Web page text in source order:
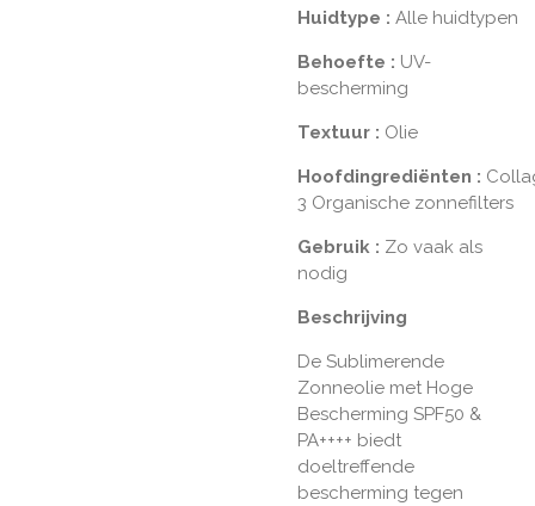
Huidtype : Alle huidtypen
Behoefte : UV-
bescherming
Textuur : Olie
Hoofdingrediënten :
3 Organische zonnefilters
Gebruik : Zo vaak als
nodig
Beschrijving
De Sublimerende
Zonneolie met Hoge
Bescherming SPF50 &
PA++++ biedt
doeltreffende
bescherming tegen